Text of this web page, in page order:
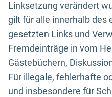
Linksetzung verändert
gilt für alle innerhalb des
gesetzten Links und
Fremdeinträge in vom
Gästebüchern,
Für illegale, fehlerhafte
und insbesondere für